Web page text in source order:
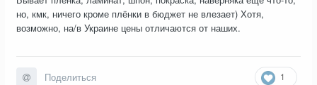
но, кмк, ничего кроме плёнки в бюджет не влезает) Хотя,
возможно, на/в Украине цены отличаются от наших.
1
Поделиться